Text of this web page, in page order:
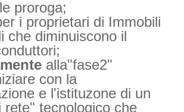
proroga;
i proprietari di Immobili
che diminuiscono il
alla"fase2"
con la
e l'istituzone di un
rete" tecnologico che